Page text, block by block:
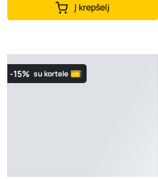
Į krepšelį
-15% su kortele